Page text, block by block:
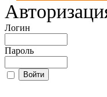
Логин
Пароль